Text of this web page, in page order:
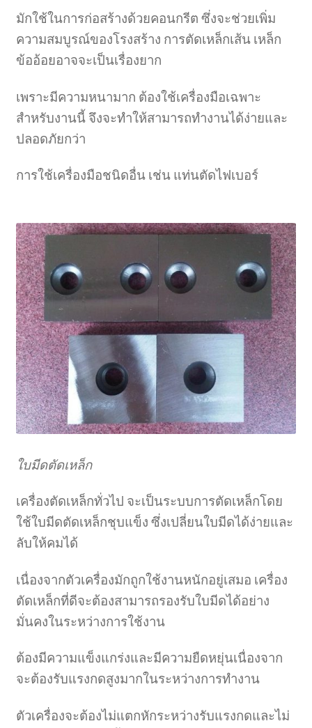
มักใช้ในการก่อสร้างด้วยคอนกรีต ซึ่งจะช่วยเพิ่ม
ความสมบูรณ์ของโรงสร้าง การตัดเหล็กเส้น เหล็ก
ข้ออ้อยอาจจะเป็นเรื่องยาก
เพราะมีความหนามาก ต้องใช้เครื่องมือเฉพาะ
สำหรับงานนี้ จึงจะทำให้สามารถทำงานได้ง่ายและ
ปลอดภัยกว่า
การใช้เครื่องมือชนิดอื่น เช่น แท่นตัดไฟเบอร์
ใบมีดตัดเหล็ก
เครื่องตัดเหล็กทั่วไป จะเป็นระบบการตัดเหล็กโดย
ใช้ใบมีดตัดเหล็กชุบแข็ง ซึ่งเปลี่ยนใบมีดได้ง่ายและ
ลับให้คมได้
เนื่องจากตัวเครื่องมักถูกใช้งานหนักอยู่เสมอ เครื่อง
ตัดเหล็กที่ดีจะต้องสามารถรองรับใบมีดได้อย่าง
มั่นคงในระหว่างการใช้งาน
ต้องมีความแข็งแกร่งและมีความยืดหยุ่นเนื่องจาก
จะต้องรับแรงกดสูงมากในระหว่างการทำงาน
ตัวเครื่องจะต้องไม่แตกหักระหว่างรับแรงกดและไม่